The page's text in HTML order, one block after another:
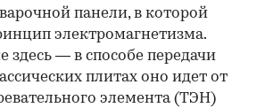
панели, в которой
электромагнетизма.
здесь — в способе передачи
плитах оно идет от
элемента (ТЭН)